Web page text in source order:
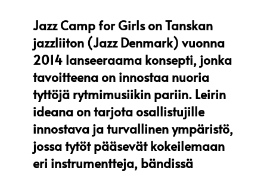
Jazz Camp for Girls on Tanskan
jazzliiton (Jazz Denmark) vuonna
2014 lanseeraama konsepti, jonka
tavoitteena on innostaa nuoria
tyttöjä rytmimusiikin pariin. Leirin
ideana on tarjota osallistujille
innostava ja turvallinen ympäristö,
jossa tytöt pääsevät kokeilemaan
eri instrumentteja, bändissä